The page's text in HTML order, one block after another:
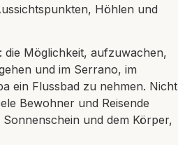
Höhlen und
die Möglichkeit, aufzuwachen,
und im Serrano, im
ein Flussbad zu nehmen. Nicht
Bewohner und Reisende
und dem Körper,